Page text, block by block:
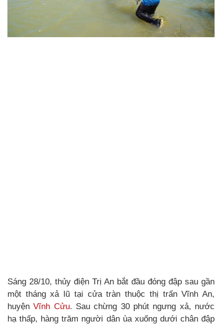
Sáng 28/10, thủy điện Trị An bắt đầu đóng đập sau gần
một tháng xả lũ tại cửa tràn thuộc thị trấn Vĩnh An,
huyệnVĩnh Cửu. Sau chừng 30 phút ngưng xả, nước
hạ thấp, hàng trăm người dân ùa xuống dưới chân đập